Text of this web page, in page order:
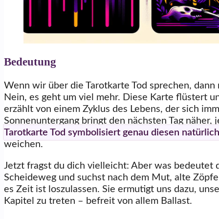
Bedeutung
Wenn wir über die Tarotkarte Tod sprechen,
Nein, es geht um viel mehr. Diese Karte flüstert
erzählt von einem Zyklus des Lebens, der sich
Sonnenuntergang bringt den nächsten Tag
Tarotkarte Tod symbolisiert genau diesen
weichen.
Jetzt fragst du dich vielleicht: Aber was bedeutet
Scheideweg und suchst nach dem Mut, alte
es Zeit ist loszulassen. Sie ermutigt uns dazu,
Kapitel zu treten – befreit von allem Ballast.